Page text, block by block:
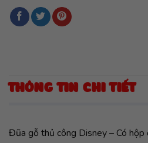
THÔNG TIN CHI TIẾT
Đũa gỗ thủ công Disney – Có hộp